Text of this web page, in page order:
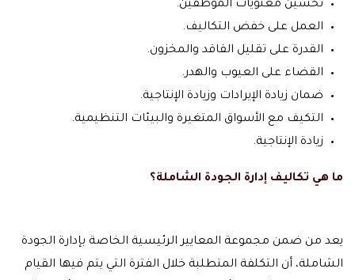
تحسين معنويات الموظفين.
العمل على خفض التكاليف.
القدرة على تقليل الفاقد والمخزون.
القضاء على العيوب والهدر.
ضمان زيادة الإيرادات وزيادة الإنتاجية.
التكيف مع الأسواق المتغيرة والبيئات التنظيمية.
زيادة الإنتاجية.
ما هي تكاليف إدارة الجودة الشاملة؟
يعد من ضمن مجموعة المعايير الرئيسية الخاصة بإدارة الجودة
الشاملة، أن التكلفة المتطلبة خلال الفترة التي يتم فيها القيام